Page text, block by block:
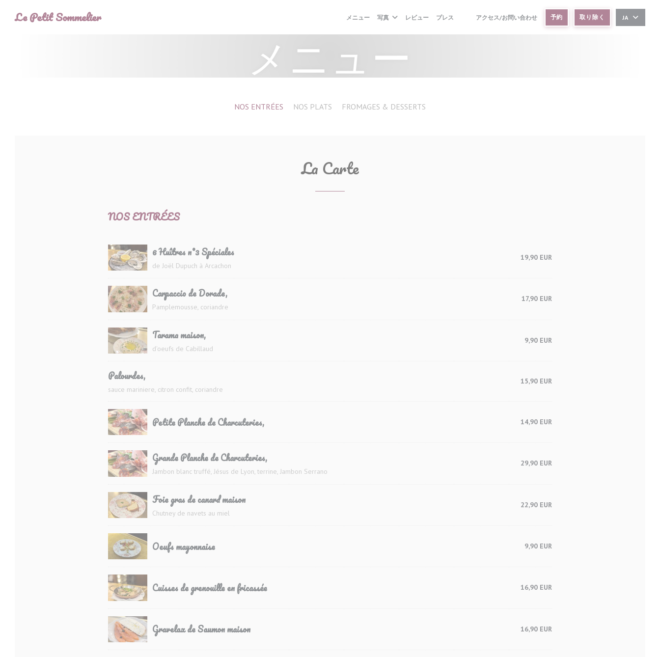
Le Petit Sommelier メニュー 写真 レビュー プレス
((新しいウィンドウで開きます))
((新しいウィンドウで開きます))
アクセス/お問い合わせ 予約 取り除く JA
メニュー
NOS ENTRÉES NOS PLATS FROMAGES & DESSERTS
La Carte
NOS ENTRÉES
6 Huîtres n°3 Spéciales
de Joël Dupuch à Arcachon
19,90 EUR
Carpaccio de Dorade,
Pamplemousse, coriandre
17,90 EUR
Tarama maison,
d'oeufs de Cabillaud
9,90 EUR
Palourdes,
sauce mariniere, citron confit, coriandre
15,90 EUR
Petite Planche de Charcuteries, 14,90 EUR
Grande Planche de Charcuteries,
Jambon blanc truffé, Jésus de Lyon, terrine, Jambon Serrano
29,90 EUR
Foie gras de canard maison
Chutney de navets au miel
22,90 EUR
Oeufs mayonnaise 9,90 EUR
Cuisses de grenouille en fricassée 16,90 EUR
Gravelax de Saumon maison 16,90 EUR